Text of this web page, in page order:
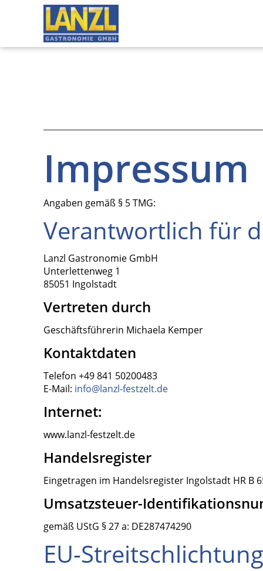
Impressum
Angaben gemäß § 5 TMG:
Verantwortlich für
Lanzl Gastronomie GmbH
Unterlettenweg 1
85051 Ingolstadt
Vertreten durch
Geschäftsführerin Michaela Kemper
Kontaktdaten
Telefon +49 841 50200483
E-Mail: info@lanzl-festzelt.de
Internet:
www.lanzl-festzelt.de
Handelsregister
Eingetragen im Handelsregister Ingolstadt HR B
Umsatzsteuer-
gemäß UStG § 27 a: DE287474290
EU-Streitschlichtung